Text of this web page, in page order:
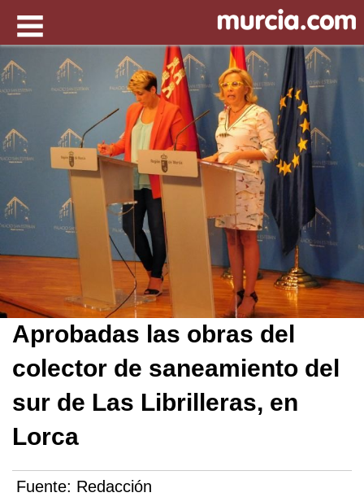
Aprobadas las obras del
colector de saneamiento del
sur de Las Librilleras, en
Lorca
Fuente: Redacción